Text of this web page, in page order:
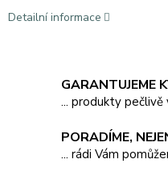
Detailní informace
GARANTUJEME
... produkty
PORADÍME,
... rádi Vám